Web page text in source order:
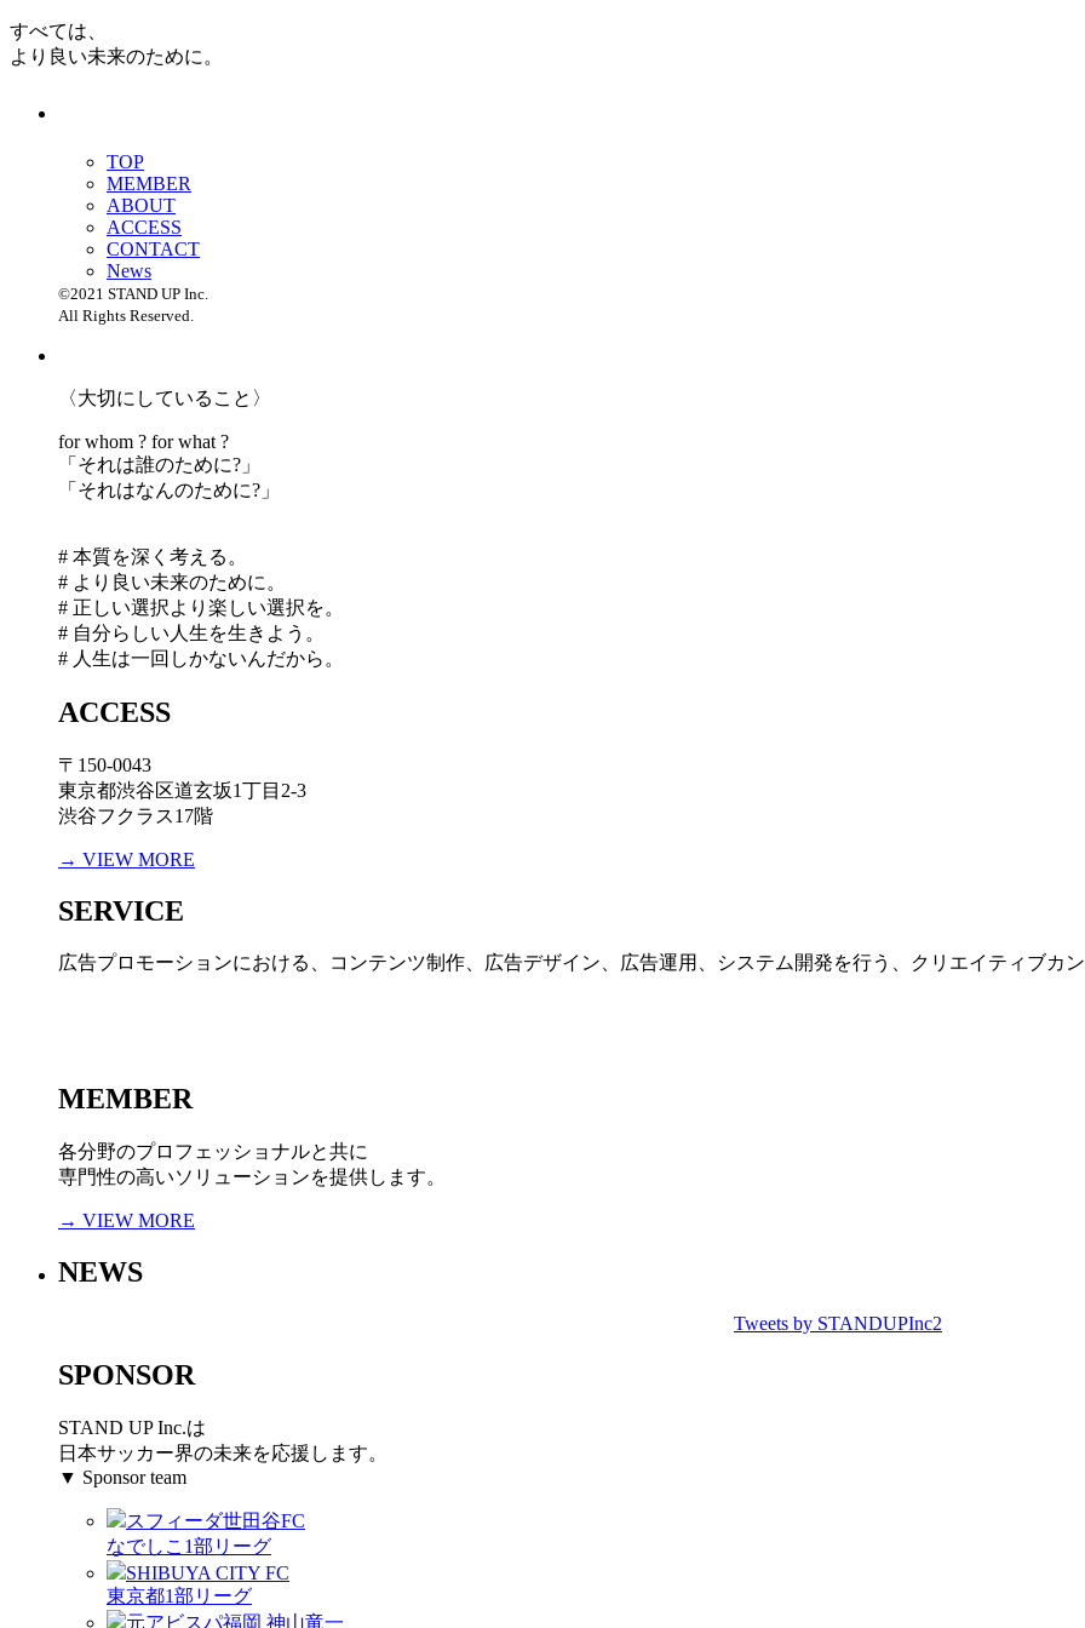
すべては、
より良い未来のために。
TOP
MEMBER
ABOUT
ACCESS
CONTACT
News
©2021 STAND UP Inc.
All Rights Reserved.
〈大切にしていること〉
for whom ? for what ?
「 それは誰のために?」
「 それはなんのために?」
# 本質を深く考える。
# より良い未来のために。
# 正しい選択より楽しい選択を。
# 自分らしい人生を生きよう。
# 人生は一回しかないんだから。
ACCESS
〒150-0043
東京都渋谷区道玄坂1丁目2-3
渋谷フクラス17階
→ VIEW MORE
SERVICE
広告プロモーションにおける、コンテンツ制作、広告デザイン、広告運用、システム開発を行う、 クリエイティブカ
MEMBER
各分野のプロフェッショナルと共に
専門性の高いソリューションを提供します。
→ VIEW MORE
NEWS
Tweets by STANDUPInc2
SPONSOR
STAND UP Inc.は
日本サッカー界の未来を応援します。
▼ Sponsor team
スフィーダ世田谷FC
なでしこ1部リーグ
SHIBUYA CITY FC
東京都1部リーグ
元アビスパ福岡 神山竜一